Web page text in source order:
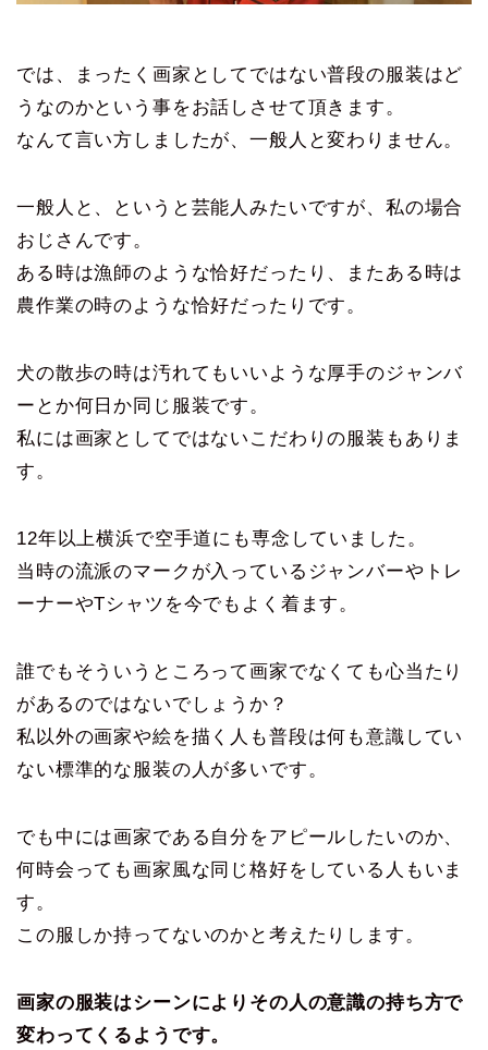
では、まったく画家としてではない普段の服装はど
うなのかという事をお話しさせて頂きます。
なんて言い方しましたが、一般人と変わりません。
一般人と、というと芸能人みたいですが、私の場合
おじさんです。
ある時は漁師のような恰好だったり、またある時は
農作業の時のような恰好だったりです。
犬の散歩の時は汚れてもいいような厚手のジャンバ
ーとか何日か同じ服装です。
私には画家としてではないこだわりの服装もありま
す。
12年以上横浜で空手道にも専念していました。
当時の流派のマークが入っているジャンバーやトレ
ーナーやTシャツを今でもよく着ます。
誰でもそういうところって画家でなくても心当たり
があるのではないでしょうか？
私以外の画家や絵を描く人も普段は何も意識してい
ない標準的な服装の人が多いです。
でも中には画家である自分をアピールしたいのか、
何時会っても画家風な同じ格好をしている人もいま
す。
この服しか持ってないのかと考えたりします。
画家の服装はシーンによりその人の意識の持ち方で
変わってくるようです。